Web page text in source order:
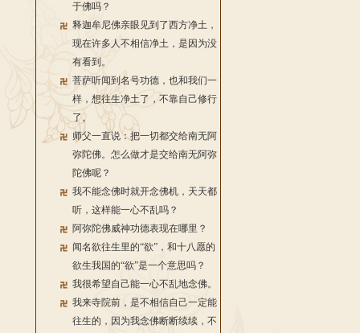
于佛吗？
释迦牟尼佛亲眼见到了西方净土，
现在许多人不相信净土，是因为没
有看到。
菩萨听闻到名号功德，也和我们一
样，想往生净土了，不靠自己修行
了。
师父一直说：把一切都交给南无阿
弥陀佛。怎么做才是交给南无阿弥
陀佛呢？
我不能念佛时就开念佛机，天天都
听，这样能一心不乱吗？
阿弥陀佛威神功德表现在哪里？
闻名欲往生里的“欲”，和十八愿的
欲生我国的“欲”是一个意思吗？
我很希望自己能一心不乱地念佛。
我来寺院前，是不相信自己一定能
往生的，因为我念佛断断续续，不